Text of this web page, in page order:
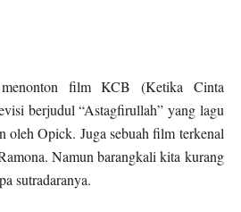
film KCB (Ketika Cinta
berjudul “Astagfirullah” yang lagu
oleh Opick. Juga sebuah film terkenal
Namun barangkali kita kurang
sutradaranya.